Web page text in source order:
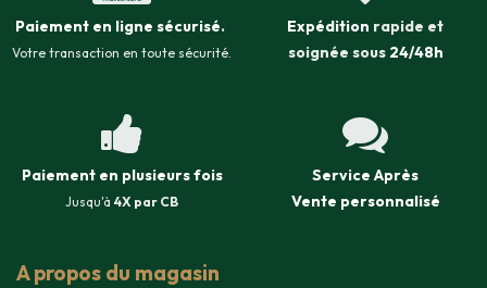
Paiement en ligne sécurisé.
Votre transaction en toute sécurité.
Expédition rapide et
soignée sous 24/48h
Paiement en plusieurs fois
Jusqu'à 4X par CB
Service Après
Vente personnalisé
A propos du magasin